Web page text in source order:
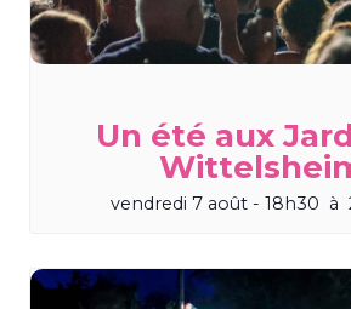
Un été aux
vendredi 7 août - 18h30 à